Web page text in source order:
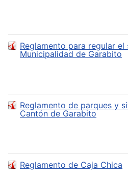
Reglamento para regular
Municipalidad de Garabito
Reglamento de parques y
Cantón de Garabito
Reglamento de Caja Chica